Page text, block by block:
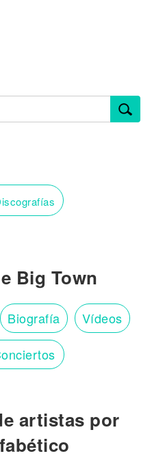
Big Town
Biografía Vídeos
artistas por